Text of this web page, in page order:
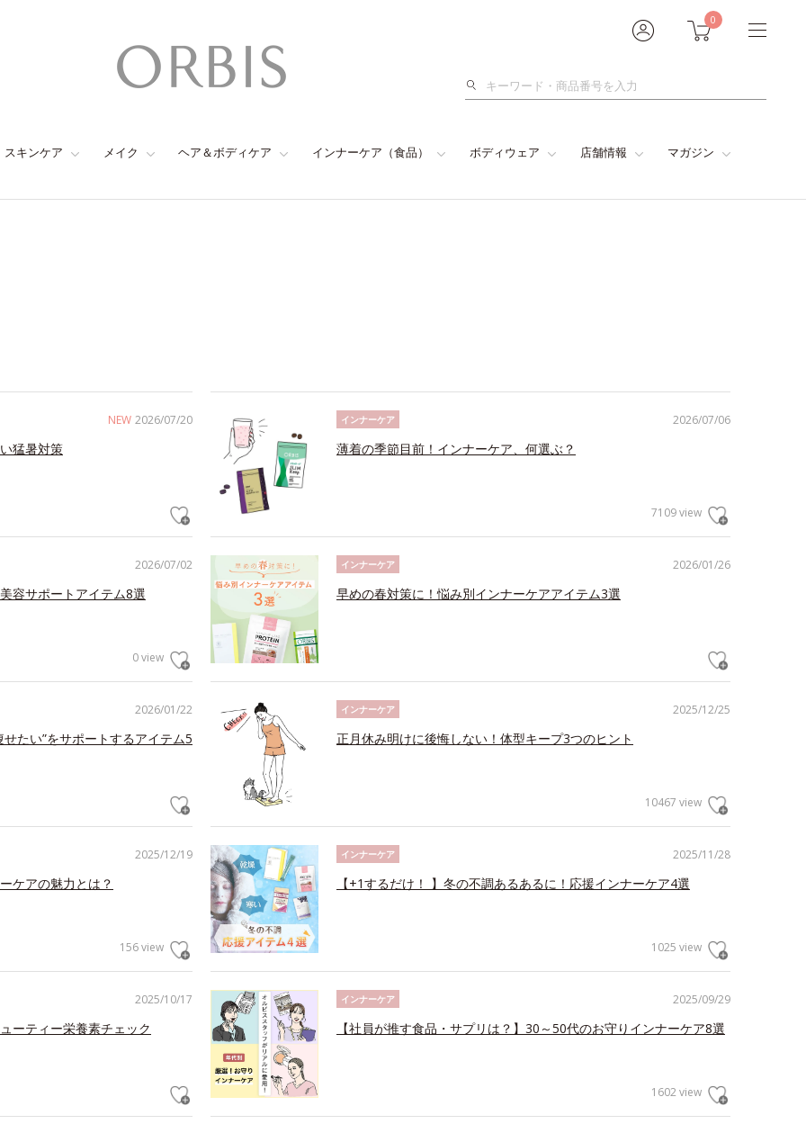
0
検
スキンケア メイク ヘア＆ボディケア インナーケア（食品） ボディウェア 店舗情報 マガジン
NEW 2026/07/20
猛暑対策
2026/07/06
インナーケア
薄着の季節目前！インナーケア、何選ぶ？
7109 view
2026/07/02
容サポートアイテム8選
0 view
2026/01/26
インナーケア
早めの春対策に！悩み別インナーケアアイテム3選
2026/01/22
たい”をサポートするアイテム5
2025/12/25
インナーケア
正月休み明けに後悔しない！体型キープ3つのヒント
10467 view
2025/12/19
ケアの魅力とは？
156 view
2025/11/28
インナーケア
【+1するだけ！ 】冬の不調あるあるに！応援インナーケア4選
1025 view
2025/10/17
ーティー栄養素チェック
2025/09/29
インナーケア
【社員が推す食品・サプリは？】30～50代のお守りインナーケア8選
1602 view